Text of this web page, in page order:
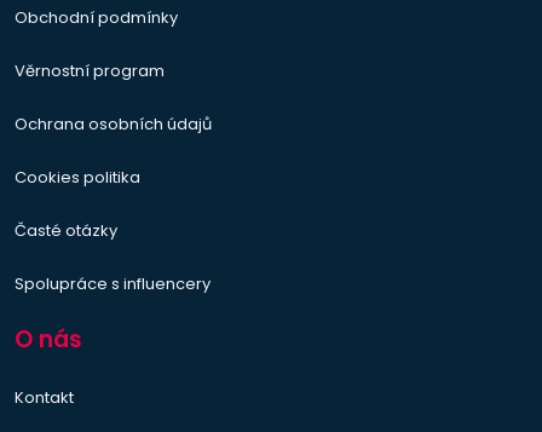
Obchodní podmínky
Věrnostní program
Ochrana osobních údajů
Cookies politika
Časté otázky
Spolupráce s influencery
O nás
Kontakt